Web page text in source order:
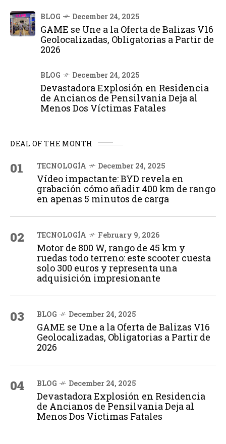
BLOG December 24, 2025
GAME se Une a la Oferta de Balizas V16
Geolocalizadas, Obligatorias a Partir de
2026
BLOG December 24, 2025
Devastadora Explosión en Residencia
de Ancianos de Pensilvania Deja al
Menos Dos Víctimas Fatales
DEAL OF THE MONTH
01 TECNOLOGÍA December 24, 2025
Vídeo impactante: BYD revela en
grabación cómo añadir 400 km de rango
en apenas 5 minutos de carga
02 TECNOLOGÍA February 9, 2026
Motor de 800 W, rango de 45 km y
ruedas todo terreno: este scooter cuesta
solo 300 euros y representa una
adquisición impresionante
03 BLOG December 24, 2025
GAME se Une a la Oferta de Balizas V16
Geolocalizadas, Obligatorias a Partir de
2026
04 BLOG December 24, 2025
Devastadora Explosión en Residencia
de Ancianos de Pensilvania Deja al
Menos Dos Víctimas Fatales